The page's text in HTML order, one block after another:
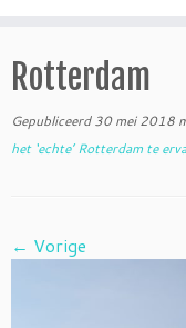
Rotterdam
Gepubliceerd 30 mei 2018
het ‘echte’ Rotterdam te
← Vorige